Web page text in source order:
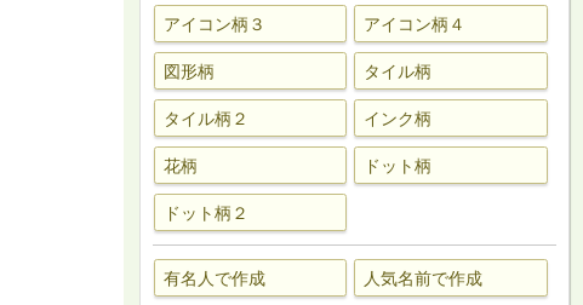
アイコン柄３ アイコン柄４
図形柄 タイル柄
タイル柄２ インク柄
花柄 ドット柄
ドット柄２
有名人で作成 人気名前で作成